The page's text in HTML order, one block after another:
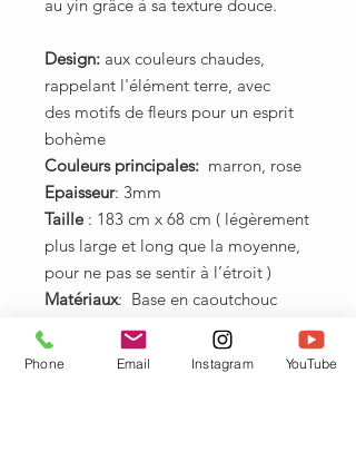
au yin grâce à sa texture douce.
Design: aux couleurs chaudes,
rappelant l'élément terre, avec
des motifs de fleurs pour un esprit
bohème
Couleurs principales: marron, rose
Epaisseur: 3mm
Taille: 183 cm x 68 cm ( légèrement
plus large et long que la moyenne,
pour ne pas se sentir à l’étroit )
Matériaux: Base en caoutchouc
naturel et gomme
écologique. Revêtement
antidérapant en microfibre textile
Phone Email Instagram YouTube